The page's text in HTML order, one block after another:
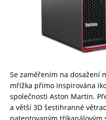
Se zaměřením na dosažení
mřížka přímo inspirována
společnosti Aston Martin.
a větší 3D šestihranné
patentovaným